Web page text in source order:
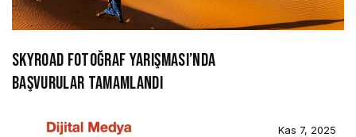
SKYROAD FOTOĞRAF YARIŞMASI’NDA
BAŞVURULAR TAMAMLANDI
Kas 7, 2025